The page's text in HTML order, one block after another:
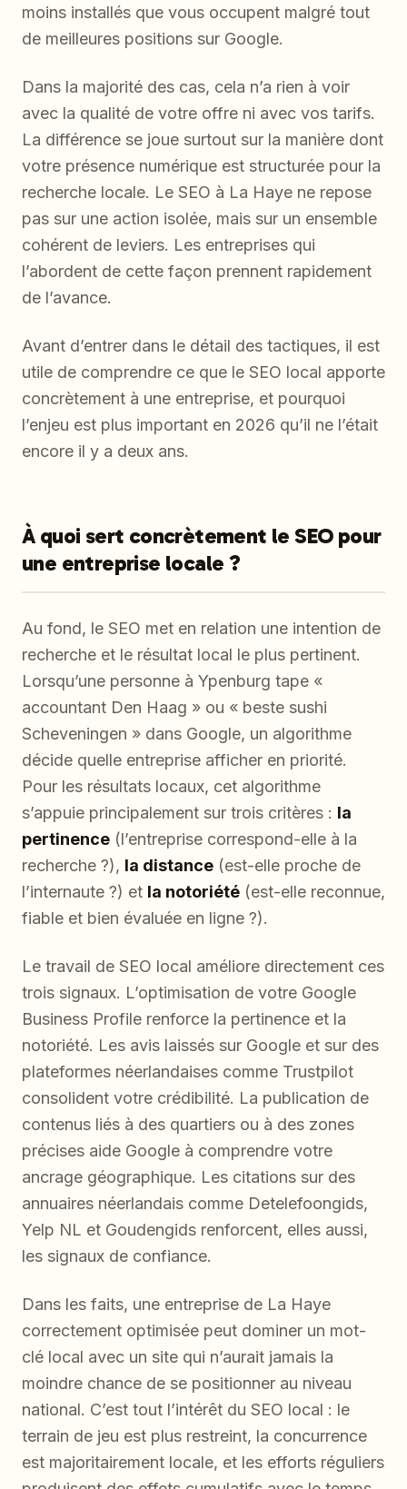
moins installés que vous occupent malgré tout
de meilleures positions sur Google.
Dans la majorité des cas, cela n’a rien à voir
avec la qualité de votre offre ni avec vos tarifs.
La différence se joue surtout sur la manière dont
votre présence numérique est structurée pour la
recherche locale. Le SEO à La Haye ne repose
pas sur une action isolée, mais sur un ensemble
cohérent de leviers. Les entreprises qui
l’abordent de cette façon prennent rapidement
de l’avance.
Avant d’entrer dans le détail des tactiques, il est
utile de comprendre ce que le SEO local apporte
concrètement à une entreprise, et pourquoi
l’enjeu est plus important en 2026 qu’il ne l’était
encore il y a deux ans.
À quoi sert concrètement le SEO pour
une entreprise locale ?
Au fond, le SEO met en relation une intention de
recherche et le résultat local le plus pertinent.
Lorsqu’une personne à Ypenburg tape «
accountant Den Haag » ou « beste sushi
Scheveningen » dans Google, un algorithme
décide quelle entreprise afficher en priorité.
Pour les résultats locaux, cet algorithme
s’appuie principalement sur trois critères : la
pertinence (l’entreprise correspond-elle à la
recherche ?), la distance (est-elle proche de
l’internaute ?) et la notoriété (est-elle reconnue,
fiable et bien évaluée en ligne ?).
Le travail de SEO local améliore directement ces
trois signaux. L’optimisation de votre Google
Business Profile renforce la pertinence et la
notoriété. Les avis laissés sur Google et sur des
plateformes néerlandaises comme Trustpilot
consolident votre crédibilité. La publication de
contenus liés à des quartiers ou à des zones
précises aide Google à comprendre votre
ancrage géographique. Les citations sur des
annuaires néerlandais comme Detelefoongids,
Yelp NL et Goudengids renforcent, elles aussi,
les signaux de confiance.
Dans les faits, une entreprise de La Haye
correctement optimisée peut dominer un mot-
clé local avec un site qui n’aurait jamais la
moindre chance de se positionner au niveau
national. C’est tout l’intérêt du SEO local : le
terrain de jeu est plus restreint, la concurrence
est majoritairement locale, et les efforts réguliers